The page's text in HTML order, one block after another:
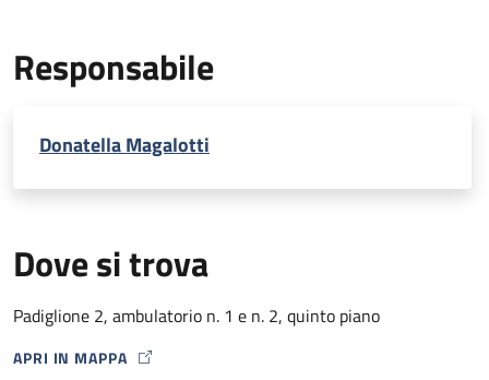
Stroke)
Responsabile
Donatella Magalotti
Dove si trova
Padiglione 2, ambulatorio n. 1 e n. 2, quinto piano
APRI IN MAPPA
MAP ICON